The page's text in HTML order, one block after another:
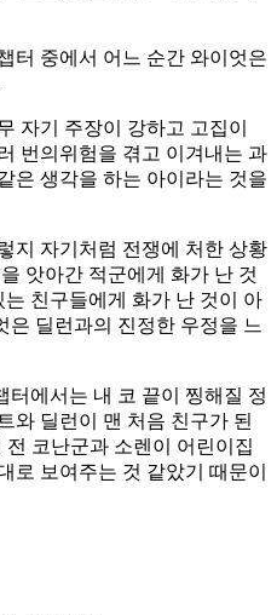
터 중에서 어느 순간 와이엇은
자기 주장이 강하고 고집이
번의위험을 겪고 이겨내는 과
은 생각을 하는 아이라는 것을
지 자기처럼 전쟁에 처한 상황
앗아간 적군에게 화가 난 것
친구들에게 화가 난 것이 아
은 딜런과의 진정한 우정을 느
터에서는 내 코 끝이 찡해질 정
와 딜런이 맨 처음 친구가 된
코난군과 소렌이 어린이집
로 보여주는 것 같았기 때문이